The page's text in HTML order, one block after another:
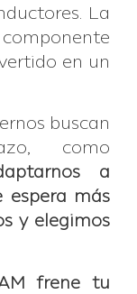
La
en un
buscan
como
a
espera más
y elegimos
frene tu